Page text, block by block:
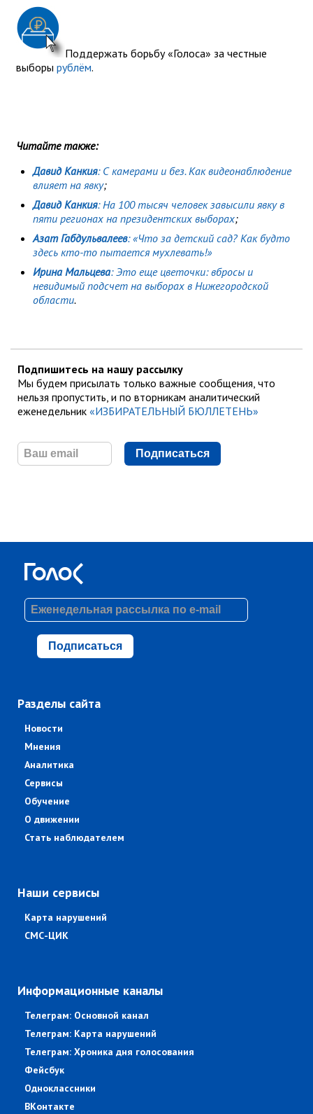
Поддержать борьбу «Голоса» за честные
выборы рублём.
Читайте также:
Давид Канкия: С камерами и без. Как видеонаблюдение
влияет на явку;
Давид Канкия: На 100 тысяч человек завысили явку в
пяти регионах на президентских выборах;
Азат Габдульвалеев: «Что за детский сад? Как будто
здесь кто-то пытается мухлевать!»
Ирина Мальцева: Это еще цветочки: вбросы и
невидимый подсчет на выборах в Нижегородской
области.
Подпишитесь на нашу рассылку
Мы будем присылать только важные сообщения, что
нельзя пропустить, и по вторникам аналитический
еженедельник «ИЗБИРАТЕЛЬНЫЙ БЮЛЛЕТЕНЬ»
Подписаться
Подписаться
Разделы сайта
Новости
Мнения
Аналитика
Сервисы
Обучение
О движении
Стать наблюдателем
Наши сервисы
Карта нарушений
СМС-ЦИК
Информационные каналы
Телеграм: Основной канал
Телеграм: Карта нарушений
Телеграм: Хроника дня голосования
Фейсбук
Одноклассники
ВКонтакте